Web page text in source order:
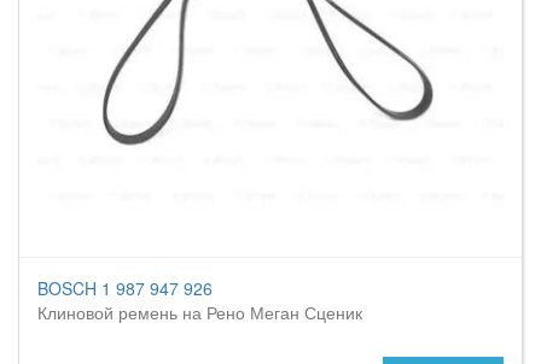
BOSCH 1 987 947 926
Клиновой ремень на Рено Меган Сценик